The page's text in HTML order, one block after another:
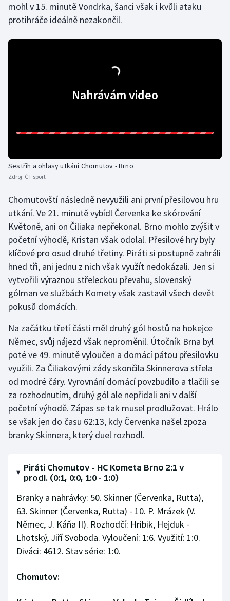
Judo
Motorsport
Parasport
Plavání
Plážový volejbal
Ragby
Rychlobruslení
Rychlostní kanoistika
Short track
Sportovní střelba
Stolní tenis
Triatlon
Veslování
Volejbal
Ostatní
mohl v 15. minutě Vondrka, šanci však i kvůli ataku
protihráče ideálně nezakončil.
Nahrávám video
Sestřih a ohlasy utkání Chomutov - Brno
Zdroj: ČT sport
Chomutovští následně nevyužili ani první přesilovou hru
utkání. Ve 21. minutě vybídl Červenka ke skórování
Květoně, ani on Čiliaka nepřekonal. Brno mohlo zvýšit v
početní výhodě, Kristan však odolal. Přesilové hry byly
klíčové pro osud druhé třetiny. Piráti si postupně zahráli
hned tři, ani jednu z nich však využít nedokázali. Jen si
vytvořili výraznou střeleckou převahu, slovenský
gólman ve službách Komety však zastavil všech devět
pokusů domácích.
Na začátku třetí části měl druhý gól hostů na hokejce
Němec, svůj nájezd však neproměnil. Útočník Brna byl
poté ve 49. minutě vyloučen a domácí pátou přesilovku
využili. Za Čiliakovými zády skončila Skinnerova střela
od modré čáry. Vyrovnání domácí povzbudilo a tlačili se
za rozhodnutím, druhý gól ale nepřidali ani v další
početní výhodě. Zápas se tak musel prodlužovat. Hrálo
se však jen do času 62:13, kdy Červenka našel zpoza
branky Skinnera, který duel rozhodl.
Piráti Chomutov - HC Kometa Brno 2:1 v
prodl. (0:1, 0:0, 1:0 - 1:0)
Branky a nahrávky: 50. Skinner (Červenka, Rutta),
63. Skinner (Červenka, Rutta) - 10. P. Mrázek (V.
Němec, J. Káňa II). Rozhodčí: Hribik, Hejduk -
Lhotský, Jiří Svoboda. Vyloučení: 1:6. Využití: 1:0.
Diváci: 4612. Stav série: 1:0.
Chomutov: